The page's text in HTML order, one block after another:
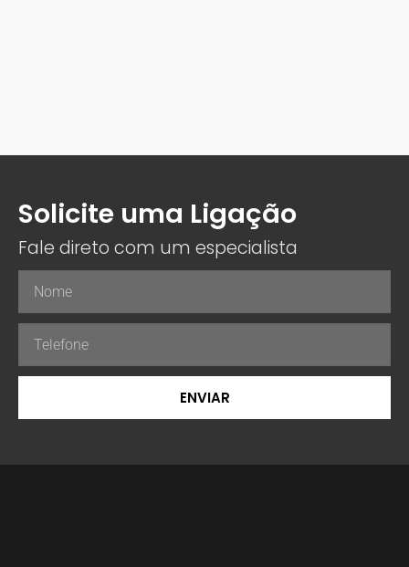
Solicite uma Ligação
Fale direto com um especialista
ENVIAR